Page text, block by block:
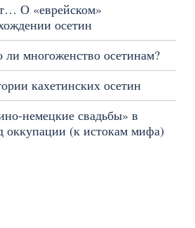
О «еврейском»
осетин
многоженство осетинам?
кахетинских осетин
немецкие свадьбы» в
оккупации (к истокам мифа)